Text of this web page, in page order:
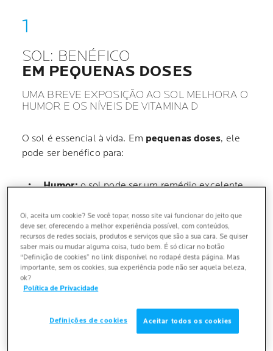
SOL: BENÉFICO
EM PEQUENAS DOSES
UMA BREVE EXPOSIÇÃO AO SOL MELHORA O
HUMOR E OS NÍVEIS DE VITAMINA D
O sol é essencial à vida. Em pequenas doses, ele
pode ser benéfico para:
Humor:o sol pode ser um remédio excelente
Síntese de vitamina D,que é indispensável
para fixar o cálcio nos nossos ossos. Para
aproveitar esses benefícios,15 minutos ao sol
por dia é suficiente.
perigoso. Continue lendo para descobrir o impacto
de curto e longo prazo que o sol pode ter, desde
Oi, aceita um cookie? Se você topar, nosso site vai funcionar do jeito que
deve ser, oferecendo a melhor experiência possível, com conteúdos,
recursos de redes sociais, produtos e serviços que são a sua cara. Se quiser
saber mais ou mudar alguma coisa, tudo bem. É só clicar no botão
“Definição de cookies” no link disponível no rodapé desta página. Mas
importante, sem os cookies, sua experiência pode não ser aquela beleza,
ok?
Política de Privacidade
Definições de cookies Aceitar todos os cookies